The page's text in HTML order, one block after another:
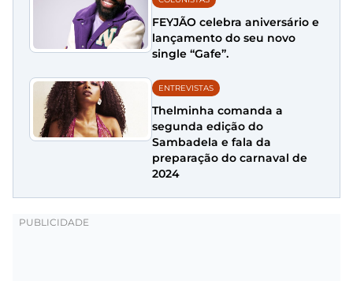
FEYJÃO celebra aniversário e
lançamento do seu novo
single “Gafe”.
ENTREVISTAS
Thelminha comanda a
segunda edição do
Sambadela e fala da
preparação do carnaval de
2024